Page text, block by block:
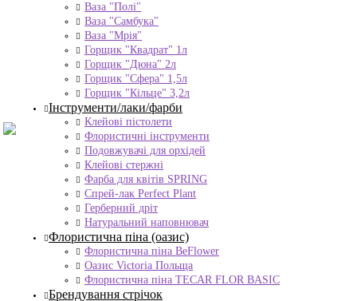
Ваза "Полі"
Ваза "Самбука"
Ваза "Мрія"
Горщик "Квадрат" 1л
Горщик "Дюна" 2л
Горщик "Сфера" 1,5л
Горщик "Кільце" 3,2л
Інструменти/лаки/фарби
Клейові пістолети
Флористичні інструменти
Подовжувачі для орхідей
Клейові стержні
Фарба для квітів SPRING
Спрей-лак Perfect Plant
Герберний дріт
Натуральний наповнювач
Флористична піна (оазис)
Флористична піна BeFlower
Оазис Victoria Польща
Флористична піна TECAR FLOR BASIC
Брендування стрічок